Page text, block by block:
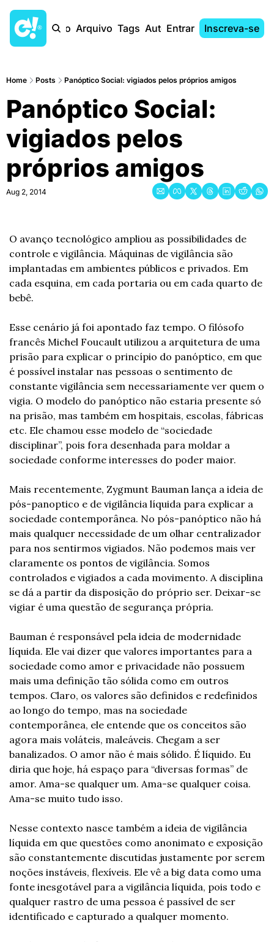
Início Arquivo Tags AutoresEntrar Inscreva-se
Home Posts Panóptico Social: vigiados pelos próprios amigos
Panóptico Social:
vigiados pelos
próprios amigos
Aug 2, 2014
O avanço tecnológico ampliou as possibilidades de
controle e vigilância. Máquinas de vigilância são
implantadas em ambientes públicos e privados. Em
cada esquina, em cada portaria ou em cada quarto de
bebê.
Esse cenário já foi apontado faz tempo. O filósofo
francês Michel Foucault utilizou a arquitetura de uma
prisão para explicar o princípio do panóptico, em que
é possível instalar nas pessoas o sentimento de
constante vigilância sem necessariamente ver quem o
vigia. O modelo do panóptico não estaria presente só
na prisão, mas também em hospitais, escolas, fábricas
etc. Ele chamou esse modelo de “sociedade
disciplinar”, pois fora desenhada para moldar a
sociedade conforme interesses do poder maior.
Mais recentemente, Zygmunt Bauman lança a ideia de
pós-panoptico e de vigilância líquida para explicar a
sociedade contemporânea. No pós-panóptico não há
mais qualquer necessidade de um olhar centralizador
para nos sentirmos vigiados. Não podemos mais ver
claramente os pontos de vigilância. Somos
controlados e vigiados a cada movimento. A disciplina
se dá a partir da disposição do próprio ser. Deixar-se
vigiar é uma questão de segurança própria.
Bauman é responsável pela ideia de modernidade
líquida. Ele vai dizer que valores importantes para a
sociedade como amor e privacidade não possuem
mais uma definição tão sólida como em outros
tempos. Claro, os valores são definidos e redefinidos
ao longo do tempo, mas na sociedade
contemporânea, ele entende que os conceitos são
agora mais voláteis, maleáveis. Chegam a ser
banalizados. O amor não é mais sólido. É líquido. Eu
diria que hoje, há espaço para “diversas formas” de
amor. Ama-se qualquer um. Ama-se qualquer coisa.
Ama-se muito tudo isso.
Nesse contexto nasce também a ideia de vigilância
líquida em que questões como anonimato e exposição
são constantemente discutidas justamente por serem
noções instáveis, flexíveis. Ele vê a big data como uma
fonte inesgotável para a vigilância líquida, pois todo e
qualquer rastro de uma pessoa é passível de ser
identificado e capturado a qualquer momento.